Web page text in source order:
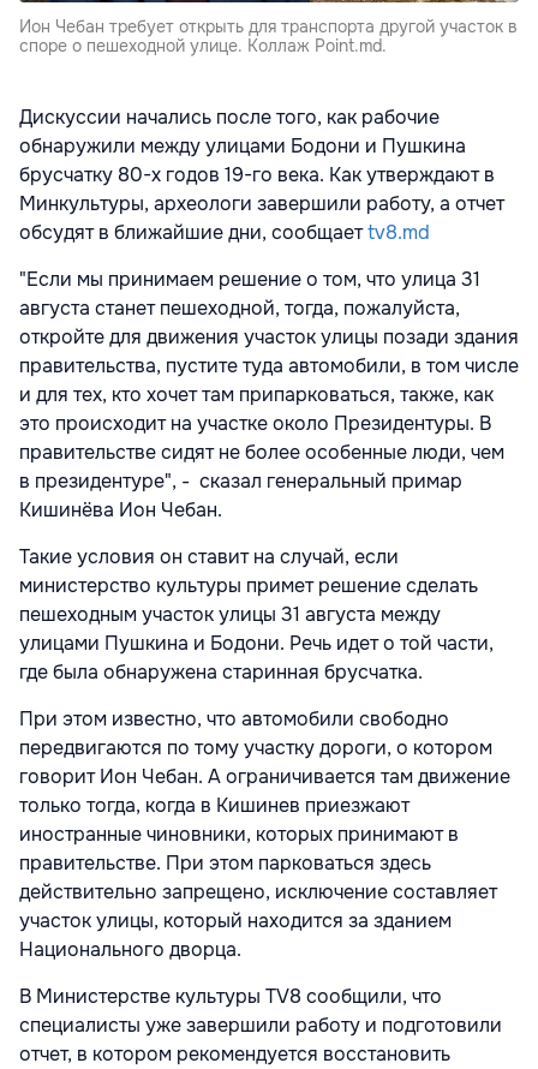
Ион Чебан требует открыть для транспорта другой участок в
споре о пешеходной улице. Коллаж Point.md.
Дискуссии начались после того, как рабочие
обнаружили между улицами Бодони и Пушкина
брусчатку 80-х годов 19-го века. Как утверждают в
Минкультуры, археологи завершили работу, а отчет
обсудят в ближайшие дни, сообщаетtv8.md
"Если мы принимаем решение о том, что улица 31
августа станет пешеходной, тогда, пожалуйста,
откройте для движения участок улицы позади здания
правительства, пустите туда автомобили, в том числе
и для тех, кто хочет там припарковаться, также, как
это происходит на участке около Президентуры. В
правительстве сидят не более особенные люди, чем
в президентуре", - сказал генеральный примар
Кишинёва Ион Чебан.
Такие условия он ставит на случай, если
министерство культуры примет решение сделать
пешеходным участок улицы 31 августа между
улицами Пушкина и Бодони. Речь идет о той части,
где была обнаружена старинная брусчатка.
При этом известно, что автомобили свободно
передвигаются по тому участку дороги, о котором
говорит Ион Чебан. А ограничивается там движение
только тогда, когда в Кишинев приезжают
иностранные чиновники, которых принимают в
правительстве. При этом парковаться здесь
действительно запрещено, исключение составляет
участок улицы, который находится за зданием
Национального дворца.
В Министерстве культуры TV8 сообщили, что
специалисты уже завершили работу и подготовили
отчет, в котором рекомендуется восстановить